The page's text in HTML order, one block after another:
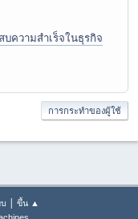
ความสำเร็จในธุรกิจ
การกระทำของผู้ใช้
| ขึ้น ▲